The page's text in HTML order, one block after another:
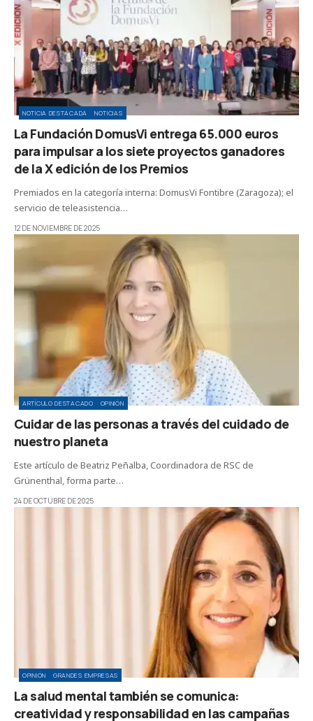
NOTICIA DESTACADA NOTICIAS
La Fundación DomusVi entrega 65.000 euros
para impulsar a los siete proyectos ganadores
de la X edición de los Premios
Premiados en la categoría interna: DomusVi Fontibre (Zaragoza); el
servicio de teleasistencia…
12 DE NOVIEMBRE DE 2025
ARTÍCULO DESTACADO OPINIÓN
Cuidar de las personas a través del cuidado de
nuestro planeta
Este artículo de Beatriz Peñalba, Coordinadora de RSC de
Grünenthal, forma parte…
24 DE OCTUBRE DE 2025
OPINIÓN GRANDES EMPRESAS
La salud mental también se comunica:
creatividad y responsabilidad en las campañas